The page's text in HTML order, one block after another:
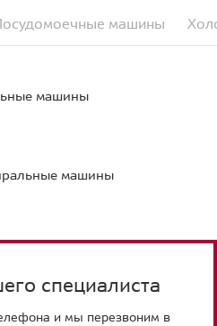
машины
машины
машины
специалиста
и мы перезвоним в